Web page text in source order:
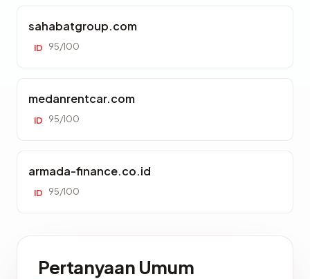
sahabatgroup.com
ID 95/100
medanrentcar.com
ID 95/100
armada-finance.co.id
ID 95/100
Pertanyaan Umum